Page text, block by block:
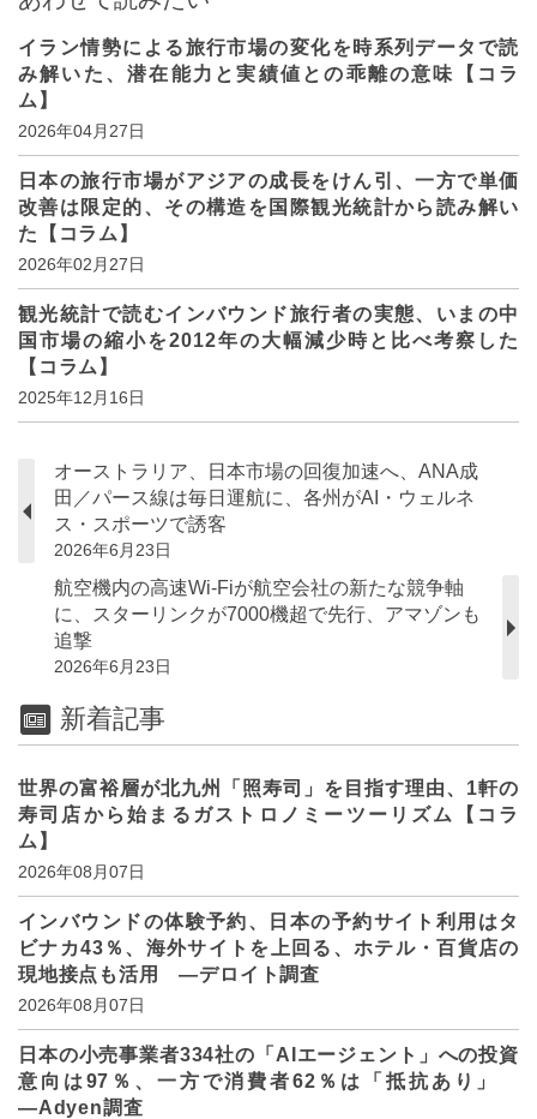
イラン情勢による旅行市場の変化を時系列データで読
み解いた、潜在能力と実績値との乖離の意味【コラ
ム】
2026年04月27日
日本の旅行市場がアジアの成長をけん引、一方で単価
改善は限定的、その構造を国際観光統計から読み解い
た【コラム】
2026年02月27日
観光統計で読むインバウンド旅行者の実態、いまの中
国市場の縮小を2012年の大幅減少時と比べ考察した
【コラム】
2025年12月16日
オーストラリア、日本市場の回復加速へ、ANA成
田／パース線は毎日運航に、各州がAI・ウェルネ
ス・スポーツで誘客
2026年6月23日
航空機内の高速Wi-Fiが航空会社の新たな競争軸
に、スターリンクが7000機超で先行、アマゾンも
追撃
2026年6月23日
新着記事
世界の富裕層が北九州「照寿司」を目指す理由、1軒の
寿司店から始まるガストロノミーツーリズム【コラ
ム】
2026年08月07日
インバウンドの体験予約、日本の予約サイト利用はタ
ビナカ43％、海外サイトを上回る、ホテル・百貨店の
現地接点も活用 ―デロイト調査
2026年08月07日
日本の小売事業者334社の「AIエージェント」への投資
意向は97％、一方で消費者62％は「抵抗あり」
―Adyen調査